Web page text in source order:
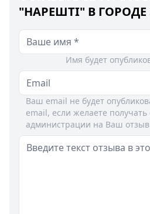
"НАРЕШТІ" В
Имя будет
Ваш email не будет
email, если желаете
администрации на Ваш отзыв